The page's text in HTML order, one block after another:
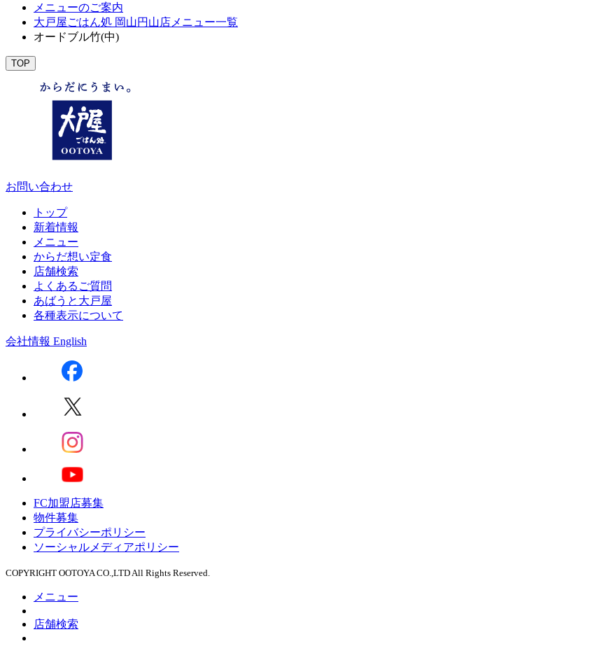
メニューのご案内
大戸屋ごはん処 岡山円山店メニュー一覧
オードブル竹(中)
TOP
お問い合わせ
トップ
新着情報
メニュー
からだ想い定食
店舗検索
よくあるご質問
あばうと大戸屋
各種表示について
会社情報 English
FC加盟店募集
物件募集
プライバシーポリシー
ソーシャルメディアポリシー
COPYRIGHT OOTOYA CO.,LTD All Rights Reserved.
メニュー
店舗検索